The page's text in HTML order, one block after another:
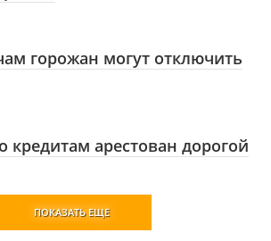
горожан могут отключить
арестован дорогой
ПОКАЗАТЬ ЕЩЕ